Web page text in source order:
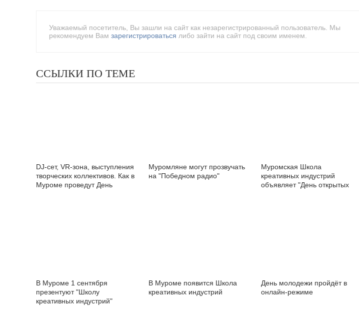
Уважаемый посетитель, Вы зашли на сайт как незарегистрированный пользователь. Мы
рекомендуем Вам зарегистрироваться либо зайти на сайт под своим именем.
ССЫЛКИ ПО ТЕМЕ
DJ-сет, VR-зона, выступления
творческих коллективов. Как в
Муроме проведут День
Муромляне могут прозвучать
на "Победном радио"
Муромская Школа
креативных индустрий
объявляет "День открытых
В Муроме 1 сентября
презентуют "Школу
креативных индустрий"
В Муроме появится Школа
креативных индустрий
День молодежи пройдёт в
онлайн-режиме